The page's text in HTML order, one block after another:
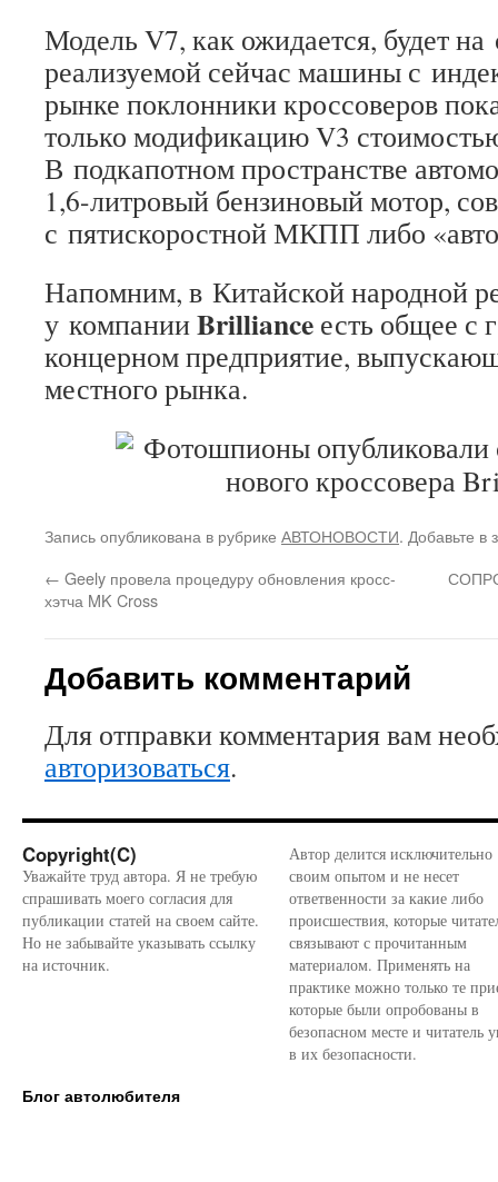
Модель V7, как ожидается, будет
реализуемой сейчас машины с
рынке поклонники кроссоверов
только модификацию V3
В подкапотном пространстве
1,6-литровый бензиновый мотор,
с пятискоростной МКПП либо
Напомним, в Китайской народной
у компанииBrilliance есть общее с
концерном предприятие,
местного рынка.
Запись опубликована в рубрике АВТОНОВОСТИ. Добавьте в
← Geely провела процедуру обновления кросс-
хэтча MK Cross
Добавить комментарий
Для отправки комментария вам
авторизоваться.
Copyright(C)
Уважайте труд автора. Я не требую
спрашивать моего согласия для
публикации статей на своем сайте.
Но не забывайте указывать ссылку
на источник.
Автор делится исключительно
своим опытом и не несет
ответвенности за какие либо
происшествия, которые
связывают с прочитанным
материалом. Применять на
практике можно только те
которые были опробованы в
безопасном месте и читатель
в их безопасности.
Блог автолюбителя